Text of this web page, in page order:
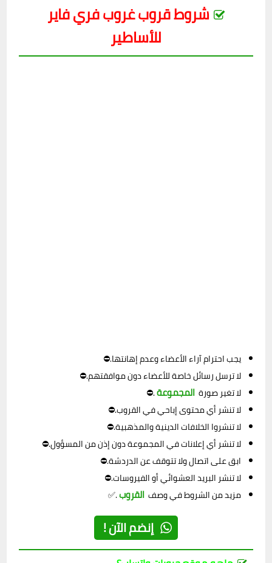
شروط قروب غروب فري فاير
للأساطير
يجب احترام آراء الأعضاء وعدم إهانتها.⛔
لا ترسل رسائل خاصة للأعضاء دون موافقتهم.⛔
لا تغير صورة المجموعة.⛔
لا تنشر أي محتوى إباحي في القروب.⛔
لا تنشروا الخلافات الدينية والمذهبية.⛔
لا تنشر أي إعلانات في المجموعة دون إذن من المسؤول.⛔
ابق على اتصال ولا تتوقف عن الدردشة.⛔
لا تنشر البريد العشوائي أو الفيروسات.⛔
مزيد من الشروط في وصف القروب.✅
إنضم الآن !